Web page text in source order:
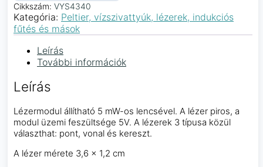
Cikkszám: VYS4340
Kategória: Peltier, vízszivattyúk, lézerek, indukciós
fűtés és mások
Leírás
További információk
Leírás
Lézermodul állítható 5 mW-os lencsével. A lézer piros, a
modul üzemi feszültsége 5V. A lézerek 3 típusa közül
választhat: pont, vonal és kereszt.
A lézer mérete 3,6 x 1,2 cm